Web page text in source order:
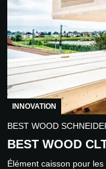
INNOVATION
BEST WOOD
BEST WOOD
Élément caisson pour